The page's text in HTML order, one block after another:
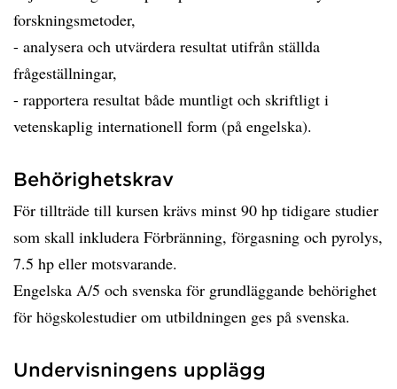
forskningsmetoder,
- analysera och utvärdera resultat utifrån ställda
frågeställningar,
- rapportera resultat både muntligt och skriftligt i
vetenskaplig internationell form (på engelska).
Behörighetskrav
För tillträde till kursen krävs minst 90 hp tidigare studier
som skall inkludera Förbränning, förgasning och pyrolys,
7.5 hp eller motsvarande.
Engelska A/5 och svenska för grundläggande behörighet
för högskolestudier om utbildningen ges på svenska.
Undervisningens upplägg